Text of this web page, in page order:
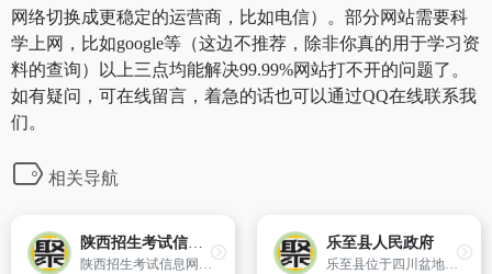
网络切换成更稳定的运营商，比如电信）。部分网站需要科
学上网，比如google等（这边不推荐，除非你真的用于学习资
料的查询）以上三点均能解决99.99%网站打不开的问题了。
如有疑问，可在线留言，着急的话也可以通过QQ在线联系我
们。
相关导航
陕西招生考试信息网
陕西招生考试信息网（www.sneac.com）。
乐至县人民政府
乐至县位于四川盆地中部,地处沱江和涪江分水岭上,隶属资阳市管辖,与遂宁安居区、大英县,德阳中江县,成都简阳市、金堂县,资阳雁江区、安岳县接壤。距离省会成都仅77公里。全县辖25个乡镇,602个行政村,30个社区委员会。乐至县总面积1425平方公里。2004年,乐至县总人口87万人,其中农业人口78．88万人。201